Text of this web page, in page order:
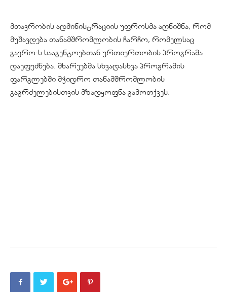
მთავრობის ადმინისტრაციის უფროსმა აღნიშნა, რომ
მუშავდება თანამშრომლობის ჩარჩო, რომელსაც
გაერო-ს სააგენტოებთან ურთიერთობის პროგრამა
დაეფუძნება. მხარეებმა სხვადასხვა პროგრამის
ფარგლებში მჭიდრო თანამშრომლობის
გაგრძელებისთვის მზადყოფნა გამოთქვეს.